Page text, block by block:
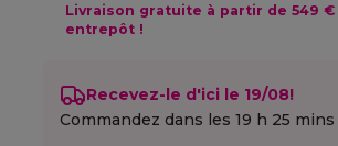
Livraison gratuite à partir de 549
entrepôt !
Recevez-le d'ici le 19/08!
Commandez dans les19 h 25 mins